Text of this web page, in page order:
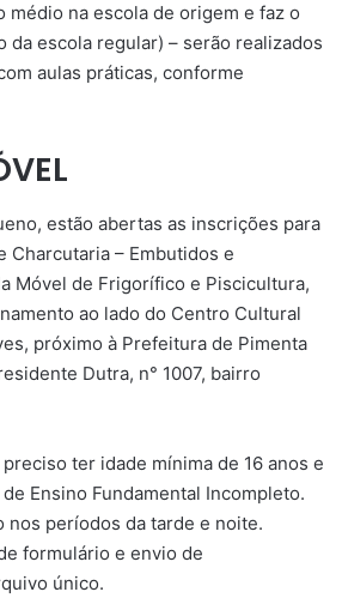
médio na escola de origem e faz o
da escola regular) – serão realizados
aulas práticas, conforme
estão abertas as inscrições para
Charcutaria – Embutidos e
Móvel de Frigorífico e Piscicultura,
ao lado do Centro Cultural
próximo à Prefeitura de Pimenta
Dutra, n° 1007, bairro
ter idade mínima de 16 anos e
Ensino Fundamental Incompleto.
nos períodos da tarde e noite.
formulário e envio de
único.